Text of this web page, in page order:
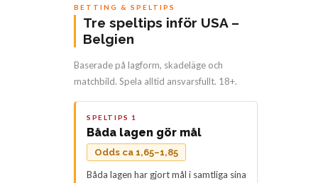
BETTING & SPELTIPS
Tre speltips inför USA –
Belgien
Baserade på lagform, skadeläge och
matchbild. Spela alltid ansvarsfullt. 18+.
SPELTIPS 1
Båda lagen gör mål
Odds ca 1,65–1,85
Båda lagen har gjort mål i samtliga sina